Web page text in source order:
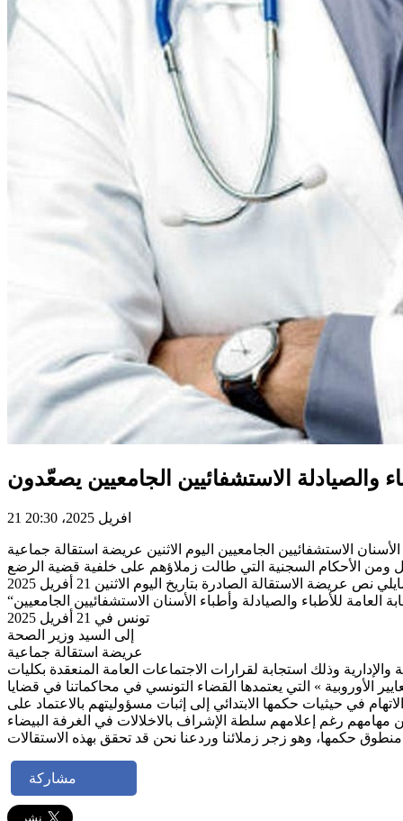
والصيادلة الاستشفائيين الجامعيين يصعّدون
21 افريل 2025، 20:30
الاستشفائيين الجامعيين اليوم الاثنين عريضة استقالة جماعية
العامة للأطباء والصيادلة وأطباء الأسنان الاستشفائيين الجامعيين
تونس في 21 أفريل 2025
إلى السيد وزير الصحة
عريضة استقالة جماعية
وذلك استجابة لقرارات الاجتماعات العامة المنعقدة بكليات
» التي يعتمدها القضاء التونسي في محاكماتنا في قضايا
في «قضية الرضع » ، حيث عمدت دائرة الاتهام في حيثيات حكمها الابتدائي إلى إثبات مسؤوليتهم بالاعتماد على
مشاركة